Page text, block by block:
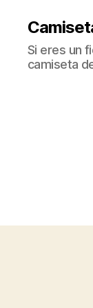
Si eres un
camiseta